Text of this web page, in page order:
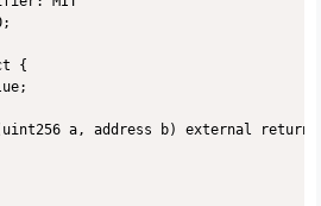
{
a, address b) external